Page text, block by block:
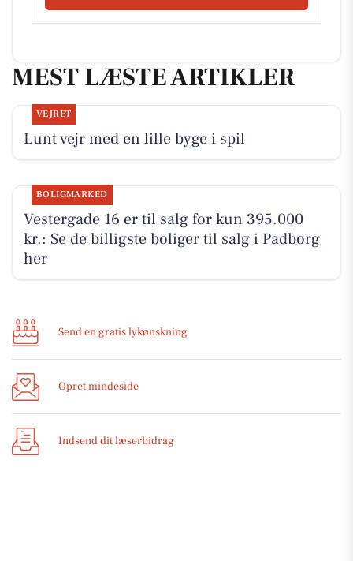
MEST LÆSTE ARTIKLER
VEJRET
Lunt vejr med en lille byge i spil
BOLIGMARKED
Vestergade 16 er til salg for kun 395.000
kr.: Se de billigste boliger til salg i Padborg
her
Send en gratis lykønskning
Opret mindeside
Indsend dit læserbidrag